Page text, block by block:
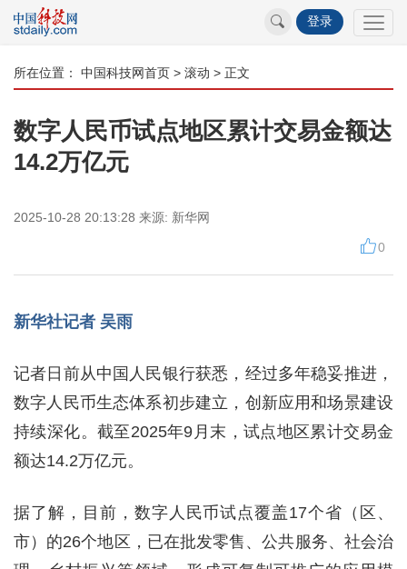
登录
所在位置： 中国科技网首页 > 滚动 > 正文
数字人民币试点地区累计交易金额达
14.2万亿元
2025-10-28 20:13:28 来源: 新华网
0
新华社记者 吴雨
记者日前从中国人民银行获悉，经过多年稳妥推进，
数字人民币生态体系初步建立，创新应用和场景建设
持续深化。截至2025年9月末，试点地区累计交易金
额达14.2万亿元。
据了解，目前，数字人民币试点覆盖17个省（区、
市）的26个地区，已在批发零售、公共服务、社会治